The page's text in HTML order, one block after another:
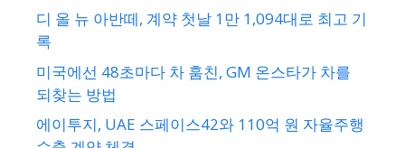
디 올 뉴 아반떼, 계약 첫날 1만 1,094대로 최고 기
록
미국에선 48초마다 차 훔친, GM 온스타가 차를
되찾는 방법
에이투지, UAE 스페이스42와 110억 원 자율주행